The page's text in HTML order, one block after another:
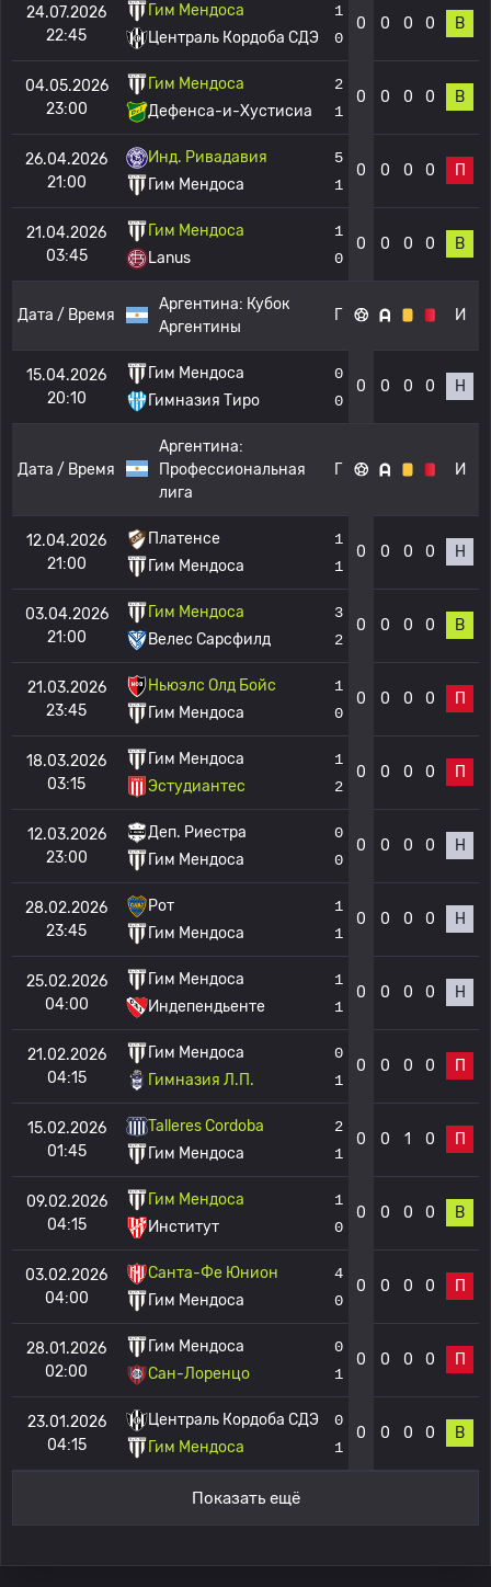
24.07.2026
22:45
Гим Мендоса
Централь Кордоба СДЭ
1
0
0 0 0 0 В
04.05.2026
23:00
Гим Мендоса
Дефенса-и-Хустисиа
2
1
0 0 0 0 В
26.04.2026
21:00
Инд. Ривадавия
Гим Мендоса
5
1
0 0 0 0 П
21.04.2026
03:45
Гим Мендоса
Lanus
1
0
0 0 0 0 В
Дата / Время
Аргентина: Кубок
Аргентины
Г И
15.04.2026
20:10
Гим Мендоса
Гимназия Тиро
0
0
0 0 0 0 Н
Дата / Время
Аргентина:
Профессиональная
лига
Г И
12.04.2026
21:00
Платенсе
Гим Мендоса
1
1
0 0 0 0 Н
03.04.2026
21:00
Гим Мендоса
Велес Сарсфилд
3
2
0 0 0 0 В
21.03.2026
23:45
Ньюэлс Олд Бойс
Гим Мендоса
1
0
0 0 0 0 П
18.03.2026
03:15
Гим Мендоса
Эстудиантес
1
2
0 0 0 0 П
12.03.2026
23:00
Деп. Риестра
Гим Мендоса
0
0
0 0 0 0 Н
28.02.2026
23:45
Рот
Гим Мендоса
1
1
0 0 0 0 Н
25.02.2026
04:00
Гим Мендоса
Индепендьенте
1
1
0 0 0 0 Н
21.02.2026
04:15
Гим Мендоса
Гимназия Л.П.
0
1
0 0 0 0 П
15.02.2026
01:45
Talleres Cordoba
Гим Мендоса
2
1
0 0 1 0 П
09.02.2026
04:15
Гим Мендоса
Институт
1
0
0 0 0 0 В
03.02.2026
04:00
Санта-Фе Юнион
Гим Мендоса
4
0
0 0 0 0 П
28.01.2026
02:00
Гим Мендоса
Сан-Лоренцо
0
1
0 0 0 0 П
23.01.2026
04:15
Централь Кордоба СДЭ
Гим Мендоса
0
1
0 0 0 0 В
Показать ещё